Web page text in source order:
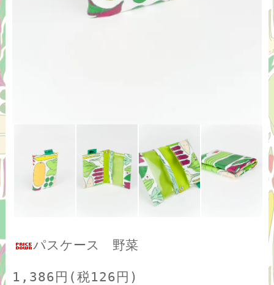
パスケース 野菜
1,386円(税126円)